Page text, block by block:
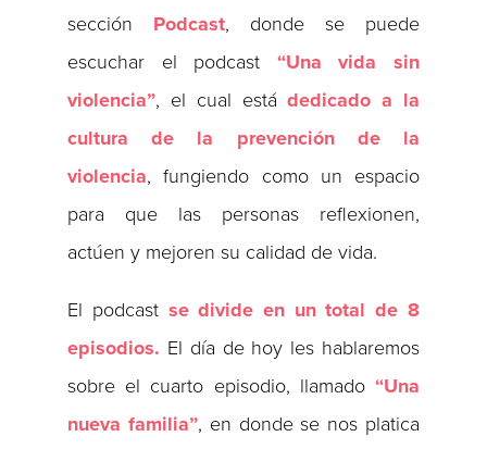
sección Podcast, donde se puede
escuchar el podcast “Una vida sin
violencia”, el cual estádedicado a la
cultura de la prevención de la
violencia, fungiendo como un espacio
para que las personas reflexionen,
actúen y mejoren su calidad de vida.
El podcast se divide en un total de 8
episodios. El día de hoy les hablaremos
sobre el cuarto episodio, llamado “Una
nueva familia”, en donde se nos platica